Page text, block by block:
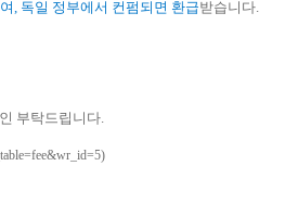
, 독일 정부에서 컨펌되면 환급받습니다.
부탁드립니다.